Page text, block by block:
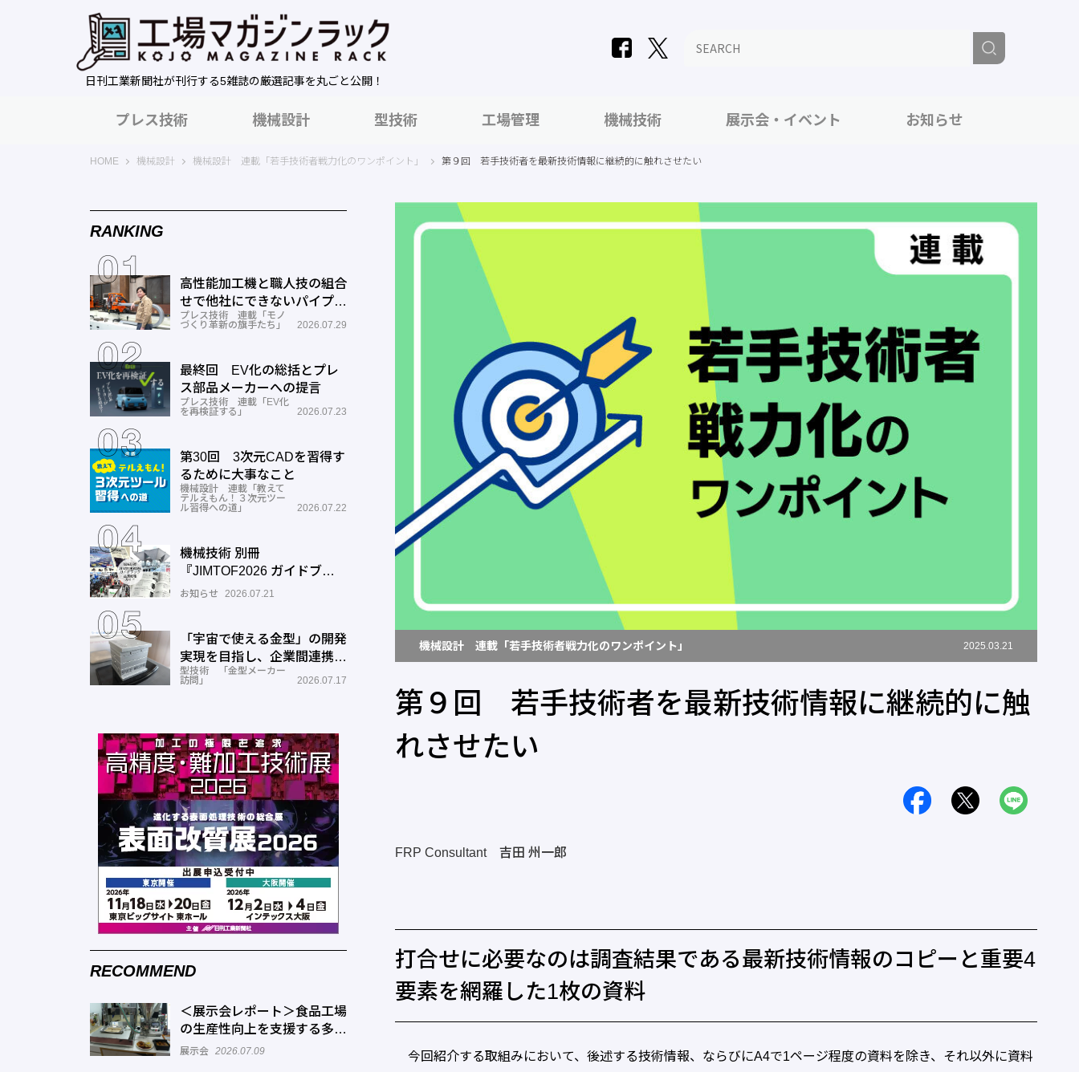
日刊工業新聞社が刊行する5雑誌の厳選記事を丸ごと公開！
プレス技術 機械設計 型技術 工場管理 機械技術 展示会・イベント お知らせ
HOME 工場マガジンラック｜日刊工業新聞社
機械設計 機械設計 連載「若手技術者戦力化のワンポイント」 第９回 若手技術者を最新技術情報に継続的に触れさせたい
機械設計 連載「若手技術者戦力化のワンポイント」 2025.03.21
第９回 若手技術者を最新技術情報に継続的に触
れさせたい
FRP Consultant 吉田 州一郎
打合せに必要なのは調査結果である最新技術情報のコピーと重要4
要素を網羅した1枚の資料
今回紹介する取組みにおいて、後述する技術情報、ならびにA4で1ページ程度の資料を除き、それ以外に資料
RANKING
高性能加工機と職人技の組合
せで他社にできないパイプ曲
げを実現―ミナミ技研
プレス技術 連載「モノ
づくり革新の旗手たち」
2026.07.29
最終回 EV化の総括とプレ
ス部品メーカーへの提言
プレス技術 連載「EV化
を再検証する」
2026.07.23
第30回 3次元CADを習得す
るために大事なこと
機械設計 連載「教えて
テルえもん！３次元ツー
ル習得への道」
2026.07.22
機械技術 別冊
『JIMTOF2026 ガイドブッ
ク』出展機種ガイドご入力の
お知らせ 2026.07.21
「宇宙で使える金型」の開発
実現を目指し、企業間連携を
推進―ワールド工業
型技術 「金型メーカー
訪問」
2026.07.17
RECOMMEND
＜展示会レポート＞食品工場
の生産性向上を支援する多様
なソリューションが出展
展示会 2026.07.09